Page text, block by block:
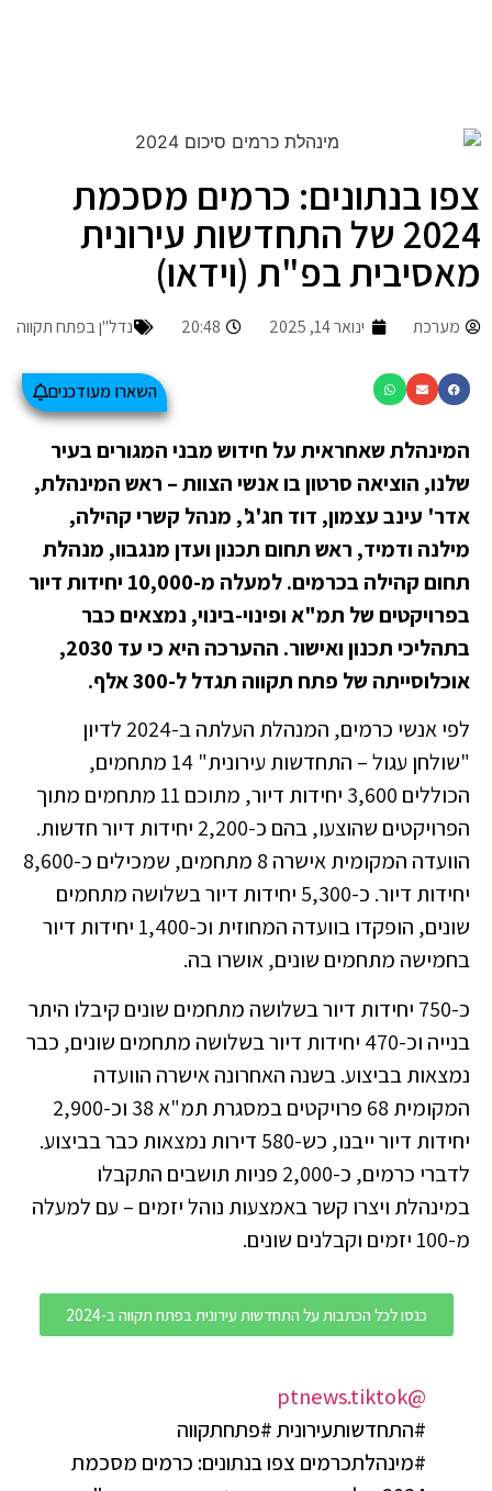
צפו בנתונים: כרמים מסכמת
2024 של התחדשות עירונית
מאסיבית בפ"ת (וידאו)
מערכת ינואר 14, 2025 20:48 נדל"ן בפתח תקווה
השארו מעודכנים
המינהלת שאחראית על חידוש מבני המגורים בעיר
שלנו, הוציאה סרטון בו אנשי הצוות – ראש המינהלת,
אדר' עינב עצמון, דוד חג'ג', מנהל קשרי קהילה,
מילנה ודמיד, ראש תחום תכנון ועדן מנגבוו, מנהלת
תחום קהילה בכרמים. למעלה מ-10,000 יחידות דיור
בפרויקטים של תמ"א ופינוי-בינוי, נמצאים כבר
בתהליכי תכנון ואישור. ההערכה היא כי עד 2030,
אוכלוסייתה של פתח תקווה תגדל ל-300 אלף.
לפי אנשי כרמים, המנהלת העלתה ב-2024 לדיון
"שולחן עגול – התחדשות עירונית" 14 מתחמים,
הכוללים 3,600 יחידות דיור, מתוכם 11 מתחמים מתוך
הפרויקטים שהוצעו, בהם כ-2,200 יחידות דיור חדשות.
הוועדה המקומית אישרה 8 מתחמים, שמכילים כ-8,600
יחידות דיור. כ-5,300 יחידות דיור בשלושה מתחמים
שונים, הופקדו בוועדה המחוזית וכ-1,400 יחידות דיור
בחמישה מתחמים שונים, אושרו בה.
כ-750 יחידות דיור בשלושה מתחמים שונים קיבלו היתר
בנייה וכ-470 יחידות דיור בשלושה מתחמים שונים, כבר
נמצאות בביצוע. בשנה האחרונה אישרה הוועדה
המקומית 68 פרויקטים במסגרת תמ"א 38 וכ-2,900
יחידות דיור ייבנו, כש-580 דירות נמצאות כבר בביצוע.
לדברי כרמים, כ-2,000 פניות תושבים התקבלו
במינהלת ויצרו קשר באמצעות נוהל יזמים – עם למעלה
מ-100 יזמים וקבלנים שונים.
כנסו לכל הכתבות על התחדשות עירונית בפתח תקווה ב-2024
@ptnews.tiktok
#התחדשותעירונית #פתחתקווה
#מינהלתכרמים צפו בנתונים: כרמים מסכמת